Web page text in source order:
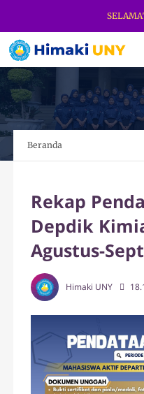
SELAMAT
Beranda
Rekap
Depdik
Agustus-
Himaki UNY